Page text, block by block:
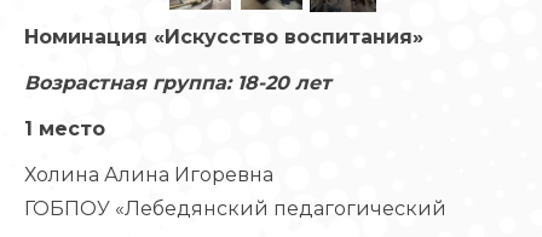
Номинация «Искусство воспитания»
Возрастная группа: 18-20 лет
1 место
Холина Алина Игоревна
ГОБПОУ «Лебедянский педагогический